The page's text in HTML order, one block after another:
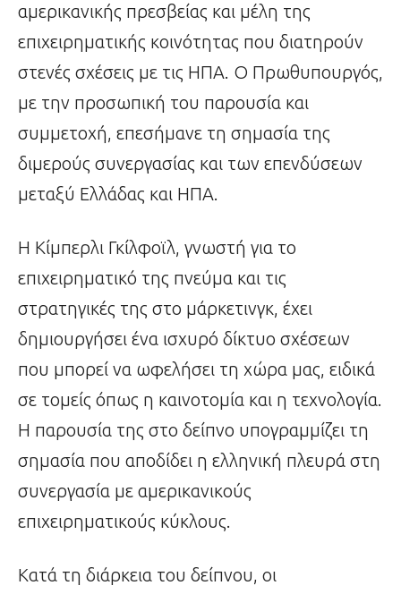
αμερικανικής πρεσβείας και μέλη της
επιχειρηματικής κοινότητας που διατηρούν
στενές σχέσεις με τις ΗΠΑ. Ο Πρωθυπουργός,
με την προσωπική του παρουσία και
συμμετοχή, επεσήμανε τη σημασία της
διμερούς συνεργασίας και των επενδύσεων
μεταξύ Ελλάδας και ΗΠΑ.
Η Κίμπερλι Γκίλφοϊλ, γνωστή για το
επιχειρηματικό της πνεύμα και τις
στρατηγικές της στο μάρκετινγκ, έχει
δημιουργήσει ένα ισχυρό δίκτυο σχέσεων
που μπορεί να ωφελήσει τη χώρα μας, ειδικά
σε τομείς όπως η καινοτομία και η τεχνολογία.
Η παρουσία της στο δείπνο υπογραμμίζει τη
σημασία που αποδίδει η ελληνική πλευρά στη
συνεργασία με αμερικανικούς
επιχειρηματικούς κύκλους.
Κατά τη διάρκεια του δείπνου, οι